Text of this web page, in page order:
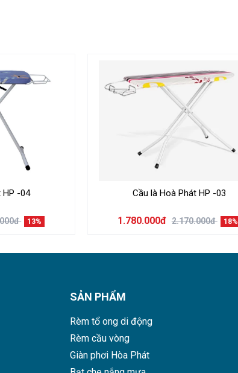
bj hỗ trợ nào, khi bạn không có nhu cầu sử
tích, và rất tiện cho việc di chuyển, sản phẩm
chỉnh độ cao tùy ý.
PVC chống thấm
HP -04
13%
Cầu là Hoà Phát HP -03
1.780.000đ 2.170.000đ 18%
SẢN PHẨM
Rèm tổ ong di động
Rèm cầu vòng
Giàn phơi Hòa Phát